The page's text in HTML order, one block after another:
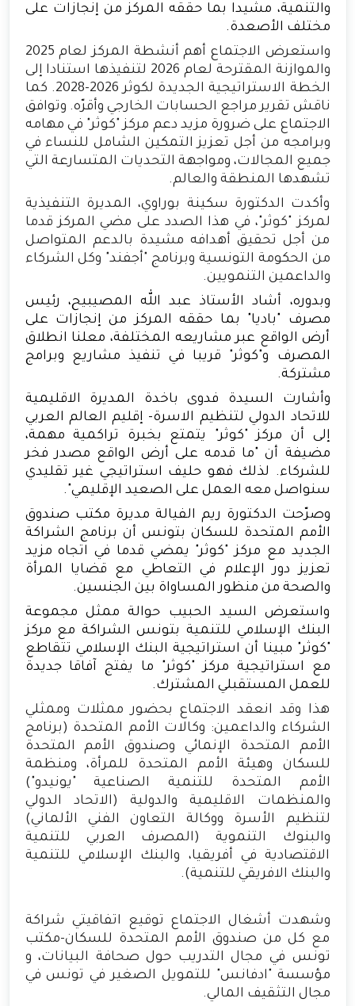
والتنمية، مشيدا بما حققه المركز من إنجازات على
مختلف الأصعدة.
واستعرض الاجتماع أهم أنشطة المركز لعام 2025
والموازنة المقترحة لعام 2026 لتنفيذها استنادا إلى
الخطة الاستراتيجية الجديدة لكوثر 2026-2028. كما
ناقش تقرير مراجع الحسابات الخارجي وأقرّه. وتوافق
الاجتماع على ضرورة مزيد دعم مركز "كوثر" في مهامه
وبرامجه من أجل تعزيز التمكين الشامل للنساء في
جميع المجالات، ومواجهة التحديات المتسارعة التي
تشهدها المنطقة والعالم.
وأكدت الدكتورة سكينة بوراوي، المديرة التنفيذية
لمركز "كوثر"، في هذا الصدد على مضي المركز قدما
من أجل تحقيق أهدافه مشيدة بالدعم المتواصل
من الحكومة التونسية وبرنامج "أجفند" وكل الشركاء
والداعمين التنمويين.
وبدوره، أشاد الأستاذ عبد الله المصيبيح، رئيس
مصرف "باديا" بما حققه المركز من إنجازات على
أرض الواقع عبر مشاريعه المختلفة، معلنا انطلاق
المصرف و"كوثر" قريبا في تنفيذ مشاريع وبرامج
مشتركة.
وأشارت السيدة فدوى باخدة المديرة الاقليمية
للاتحاد الدولي لتنظيم الاسرة- إقليم العالم العربي
إلى أن مركز "كوثر" يتمتع بخبرة تراكمية مهمة،
مضيفة أن "ما قدمه على أرض الواقع مصدر فخر
للشركاء. لذلك فهو حليف استراتيجي غير تقليدي
سنواصل معه العمل على الصعيد الإقليمي".
وصرّحت الدكتورة ريم الفيالة مديرة مكتب صندوق
الأمم المتحدة للسكان بتونس أن برنامج الشراكة
الجديد مع مركز "كوثر" يمضي قدما في اتجاه مزيد
تعزيز دور الإعلام في التعاطي مع قضايا المرأة
والصحة من منظور المساواة بين الجنسين.
واستعرض السيد الحبيب حوالة ممثل مجموعة
البنك الإسلامي للتنمية بتونس الشراكة مع مركز
"كوثر" مبينا أن استراتيجية البنك الإسلامي تتقاطع
مع استراتيجية مركز "كوثر" ما يفتج آفاقا جديدة
للعمل المستقبلي المشترك.
هذا وقد انعقد الاجتماع بحضور ممثلات وممثلي
الشركاء والداعمين: وكالات الأمم المتحدة (برنامج
الأمم المتحدة الإنمائي وصندوق الأمم المتحدة
للسكان وهيئة الأمم المتحدة للمرأة، ومنظمة
الأمم المتحدة للتنمية الصناعية "يونيدو")
والمنظمات الاقليمية والدولية (الاتحاد الدولي
لتنظيم الأسرة ووكالة التعاون الفني الألماني)
والبنوك التنموية (المصرف العربي للتنمية
الاقتصادية في أفريقيا، والبنك الإسلامي للتنمية
والبنك الافريقي للتنمية).
وشهدت أشغال الاجتماع توقيع اتفاقيتي شراكة
مع كل من صندوق الأمم المتحدة للسكان-مكتب
تونس في مجال التدريب حول صحافة البيانات، و
مؤسسة "ادفانس" للتمويل الصغير في تونس في
مجال التثقيف المالي.